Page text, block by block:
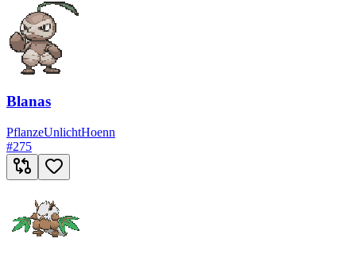
Blanas
PflanzeUnlichtHoenn
#275